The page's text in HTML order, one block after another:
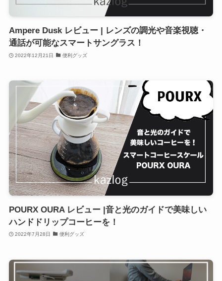
Ampere Dusk レビュー | レンズの調光や音楽視聴・
通話が可能なスマートサングラス！
2022年12月21日 便利グッズ
POURX OURA レビュー |音と光のガイドで美味しい
ハンドドリップコーヒーを！
2022年7月28日 便利グッズ